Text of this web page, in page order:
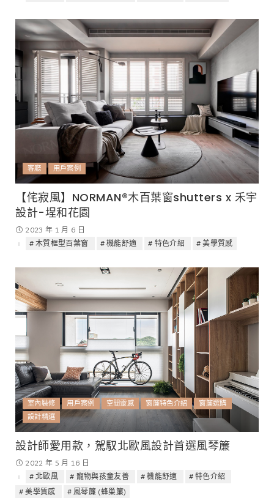
客廳 用戶案例
【侘寂風】NORMAN®木百葉窗shutters x 禾宇
設計-埕和花園
2023 年 1 月 6 日
木質框型百葉窗
機能舒適 特色介紹 美學質感
室內裝修 用戶案例 空間靈感 窗簾特色介紹
窗簾選購
設計精選
設計師愛用款，駕馭北歐風設計首選風琴簾
2022 年 5 月 16 日
北歐風
寵物與孩童友善 機能舒適
特色介紹
美學質感
風琴簾 (蜂巢簾)